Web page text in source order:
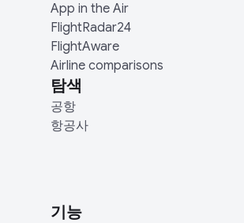
App in the Air
FlightRadar24
FlightAware
Airline comparisons
탐색
공항
항공사
기능